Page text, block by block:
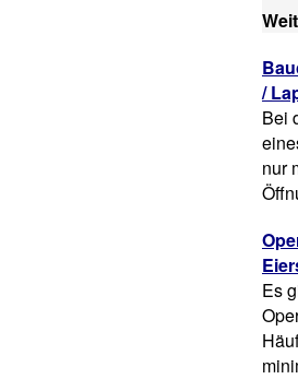
/
Bei
nur
Es